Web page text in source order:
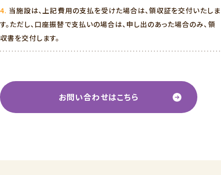
当施設は、上記費用の支払を受けた場合は、領収証を交付いたしま
す。ただし、口座振替で支払いの場合は、申し出のあった場合のみ、領
収書を交付します。
お問い合わせはこちら